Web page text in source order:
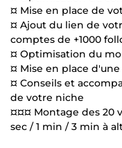
¤ Mise en place de
¤ Ajout du lien de
comptes de +1000
¤ Optimisation du
¤ Mise en place
¤ Conseils et
de votre niche
¤¤¤ Montage des 20
sec / 1 min / 3 min à